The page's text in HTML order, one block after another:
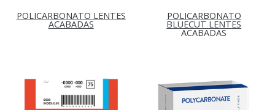
POLICARBONATO LENTES
ACABADAS
POLICARBONATO
BLUECUT LENTES
ACABADAS